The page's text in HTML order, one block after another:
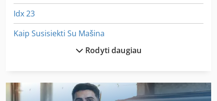
Idx 23
Kaip Susisiekti Su Mašina
Kaip Susisiekti Su Ratukais
Komercinės Geležies
Rodyti daugiau